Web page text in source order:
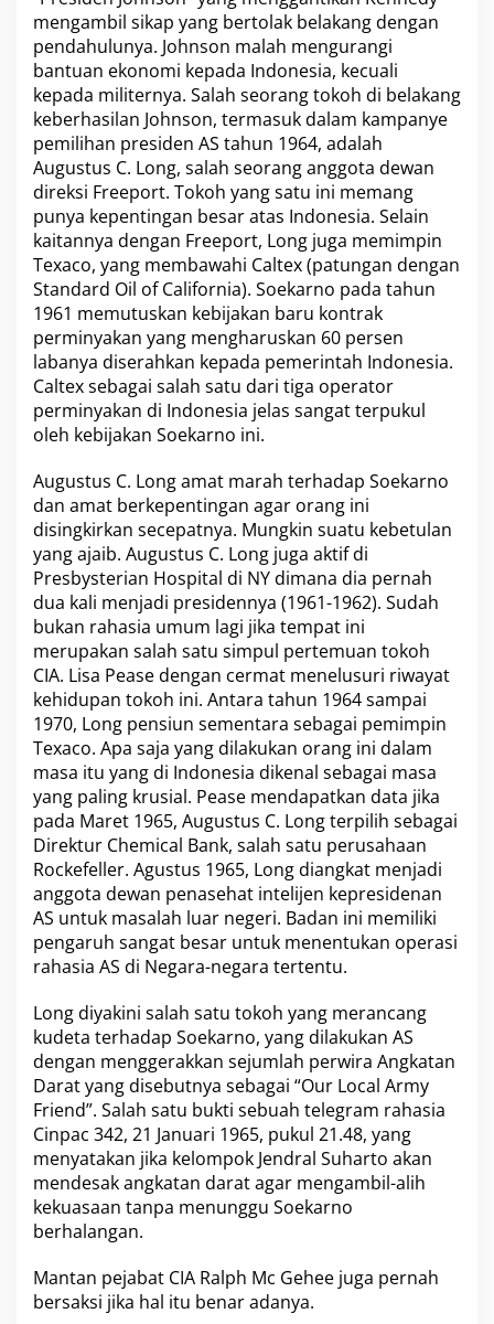
mengambil sikap yang bertolak belakang dengan
pendahulunya. Johnson malah mengurangi
bantuan ekonomi kepada Indonesia, kecuali
kepada militernya. Salah seorang tokoh di belakang
keberhasilan Johnson, termasuk dalam kampanye
pemilihan presiden AS tahun 1964, adalah
Augustus C. Long, salah seorang anggota dewan
direksi Freeport. Tokoh yang satu ini memang
punya kepentingan besar atas Indonesia. Selain
kaitannya dengan Freeport, Long juga memimpin
Texaco, yang membawahi Caltex (patungan dengan
Standard Oil of California). Soekarno pada tahun
1961 memutuskan kebijakan baru kontrak
perminyakan yang mengharuskan 60 persen
labanya diserahkan kepada pemerintah Indonesia.
Caltex sebagai salah satu dari tiga operator
perminyakan di Indonesia jelas sangat terpukul
oleh kebijakan Soekarno ini.
Augustus C. Long amat marah terhadap Soekarno
dan amat berkepentingan agar orang ini
disingkirkan secepatnya. Mungkin suatu kebetulan
yang ajaib. Augustus C. Long juga aktif di
Presbysterian Hospital di NY dimana dia pernah
dua kali menjadi presidennya (1961-1962). Sudah
bukan rahasia umum lagi jika tempat ini
merupakan salah satu simpul pertemuan tokoh
CIA. Lisa Pease dengan cermat menelusuri riwayat
kehidupan tokoh ini. Antara tahun 1964 sampai
1970, Long pensiun sementara sebagai pemimpin
Texaco. Apa saja yang dilakukan orang ini dalam
masa itu yang di Indonesia dikenal sebagai masa
yang paling krusial. Pease mendapatkan data jika
pada Maret 1965, Augustus C. Long terpilih sebagai
Direktur Chemical Bank, salah satu perusahaan
Rockefeller. Agustus 1965, Long diangkat menjadi
anggota dewan penasehat intelijen kepresidenan
AS untuk masalah luar negeri. Badan ini memiliki
pengaruh sangat besar untuk menentukan operasi
rahasia AS di Negara-negara tertentu.
Long diyakini salah satu tokoh yang merancang
kudeta terhadap Soekarno, yang dilakukan AS
dengan menggerakkan sejumlah perwira Angkatan
Darat yang disebutnya sebagai “Our Local Army
Friend”. Salah satu bukti sebuah telegram rahasia
Cinpac 342, 21 Januari 1965, pukul 21.48, yang
menyatakan jika kelompok Jendral Suharto akan
mendesak angkatan darat agar mengambil-alih
kekuasaan tanpa menunggu Soekarno
berhalangan.
Mantan pejabat CIA Ralph Mc Gehee juga pernah
bersaksi jika hal itu benar adanya.